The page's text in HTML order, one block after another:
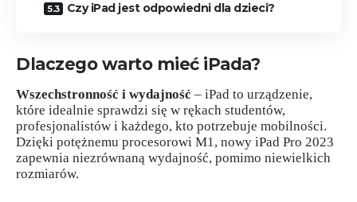
Czy iPad jest odpowiedni dla dzieci?
Dlaczego warto mieć iPada?
Wszechstronność i wydajność – iPad to urządzenie,
które idealnie sprawdzi się w rękach studentów,
profesjonalistów i każdego, kto potrzebuje mobilności.
Dzięki potężnemu procesorowi M1, nowy iPad Pro 2023
zapewnia niezrównaną wydajność, pomimo niewielkich
rozmiarów.